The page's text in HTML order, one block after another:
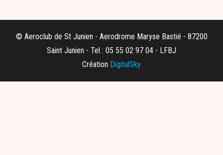
© Aeroclub de St Junien - Aerodrome Maryse Bastié - 87200
Saint Junien - Tel : 05 55 02 97 04 - LFBJ
Création DigitalSky